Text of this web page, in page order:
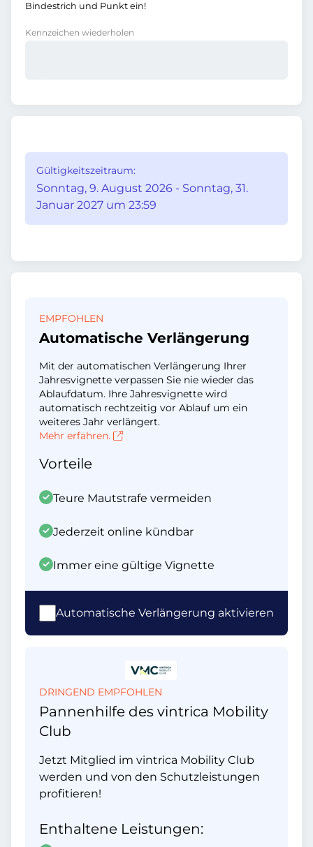
Bindestrich und Punkt ein!
Kennzeichen wiederholen
Gültigkeitszeitraum:
Sonntag, 9. August 2026 - Sonntag, 31.
Januar 2027 um 23:59
EMPFOHLEN
Automatische Verlängerung
Mit der automatischen Verlängerung Ihrer
Jahresvignette verpassen Sie nie wieder das
Ablaufdatum. Ihre Jahresvignette wird
automatisch rechtzeitig vor Ablauf um ein
weiteres Jahr verlängert.
Mehr erfahren.
Vorteile
Teure Mautstrafe vermeiden
Jederzeit online kündbar
Immer eine gültige Vignette
Automatische Verlängerung aktivieren
DRINGEND EMPFOHLEN
Pannenhilfe des vintrica Mobility
Club
Jetzt Mitglied im vintrica Mobility Club
werden und von den Schutzleistungen
profitieren!
Enthaltene Leistungen: